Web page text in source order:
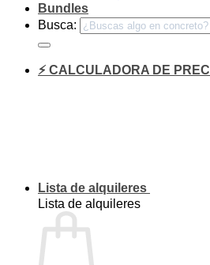
Bundles
Busca:
⚡ CALCULADORA DE
Lista de alquileres
Lista de alquileres